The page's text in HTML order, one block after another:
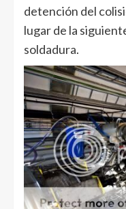
detención del
lugar de la
soldadura.